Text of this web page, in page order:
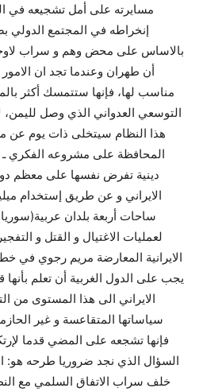
مسايرته على أمل تشجيعه في
إنخراطه في المجتمع الدولي
بالاساس على محض وهم و سراب
أن طهران وعندما تجد ان
مناسب لها، فإنها ستتمسك أکثر
التوسعي العدواني الذي وصل لليمن،
هذا النظام سيتخلى ذات يوم
المحافظة على مشروعه الفکري ـ
دينية تفرض نفسها على معظم
الايراني و عن طريق إستخدام
ساحات أربعة بلدان
لعمليات الاغتيال و القتل و
الايرانية المعارضة مريم رجوي في
يجب على الدول الغربية أن تعلم
الايراني الى هذا المستوى من
سياساتها المتقاعسة و غير
فإنها تشجعه على المضي قدما
السؤال الذي نجد ضروريا طرحه
خلف سراب الاتفاق السلمي مع